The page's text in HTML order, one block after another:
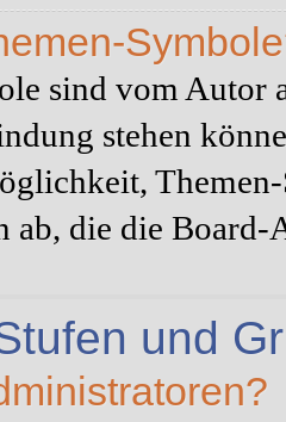
sind vom Autor
stehen
ab, die die
und